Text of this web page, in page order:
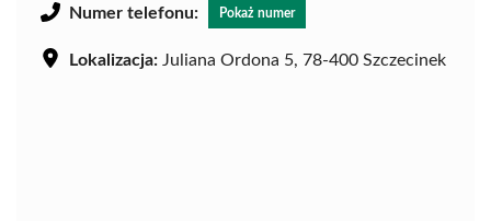
Numer telefonu: Pokaż numer
Lokalizacja: Juliana Ordona 5, 78-400 Szczecinek